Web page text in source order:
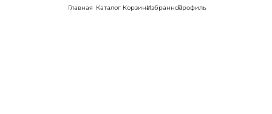
Главная Каталог КорзинаИзбранноеПрофиль